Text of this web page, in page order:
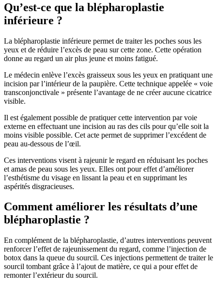
Qu’est-ce que la blépharoplastie
inférieure ?
La blépharoplastie inférieure permet de traiter les poches sous les
yeux et de réduire l’excès de peau sur cette zone. Cette opération
donne au regard un air plus jeune et moins fatigué.
Le médecin enlève l’excès graisseux sous les yeux en pratiquant une
incision par l’intérieur de la paupière. Cette technique appelée « voie
transconjonctivale » présente l’avantage de ne créer aucune cicatrice
visible.
Il est également possible de pratiquer cette intervention par voie
externe en effectuant une incision au ras des cils pour qu’elle soit la
moins visible possible. Cet acte permet de supprimer l’excédent de
peau au-dessous de l’œil.
Ces interventions visent à rajeunir le regard en réduisant les poches
et amas de peau sous les yeux. Elles ont pour effet d’améliorer
l’esthétisme du visage en lissant la peau et en supprimant les
aspérités disgracieuses.
Comment améliorer les résultats d’une
blépharoplastie ?
En complément de la blépharoplastie, d’autres interventions peuvent
renforcer l’effet de rajeunissement du regard, comme l’injection de
botox dans la queue du sourcil. Ces injections permettent de traiter le
sourcil tombant grâce à l’ajout de matière, ce qui a pour effet de
remonter l’extérieur du sourcil.